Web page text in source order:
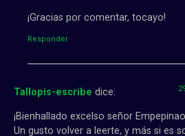
¡Gracias por comentar, tocayo!
Responder
Tallopis-escribe dice:
¡Bienhallado excelso señor
Un gusto volver a leerte, y más si es